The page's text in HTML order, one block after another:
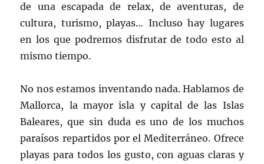
de una escapada de relax, de aventuras, de
cultura, turismo, playas… Incluso hay lugares
en los que podremos disfrutar de todo esto al
mismo tiempo.
No nos estamos inventando nada. Hablamos de
Mallorca, la mayor isla y capital de las Islas
Baleares, que sin duda es uno de los muchos
paraísos repartidos por el Mediterráneo. Ofrece
playas para todos los gusto, con aguas claras y